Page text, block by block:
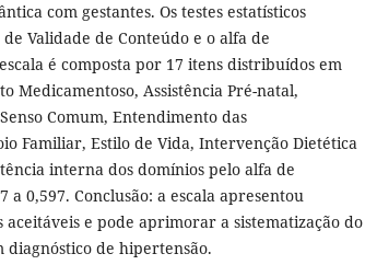
com gestantes. Os testes estatísticos
Validade de Conteúdo e o alfa de
é composta por 17 itens distribuídos em
Medicamentoso, Assistência Pré-natal,
Comum, Entendimento das
Familiar, Estilo de Vida, Intervenção Dietética
interna dos domínios pelo alfa de
a 0,597. Conclusão: a escala apresentou
aceitáveis e pode aprimorar a sistematização do
diagnóstico de hipertensão.